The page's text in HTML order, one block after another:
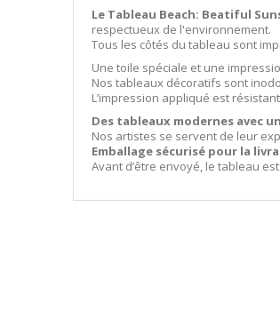
Le Tableau Beach: Beatiful
respectueux de l'environnement.
Tous les côtés du tableau sont
Une toile spéciale et une
Nos tableaux décoratifs sont
L’impression appliqué est
Des tableaux modernes avec
Nos artistes se servent de leur
Emballage sécurisé pour la
Avant d’être envoyé, le tableau